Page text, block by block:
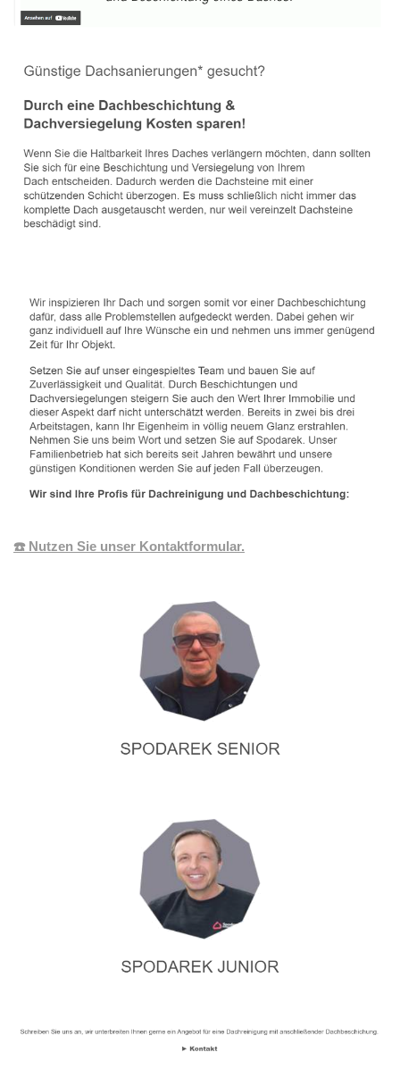
☎️ Nutzen Sie unser Kontaktformular.